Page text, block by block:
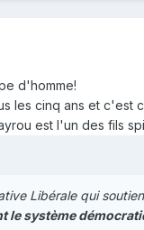
d'homme!
cinq ans et c'est
est l'un des fils
Libérale qui
le système